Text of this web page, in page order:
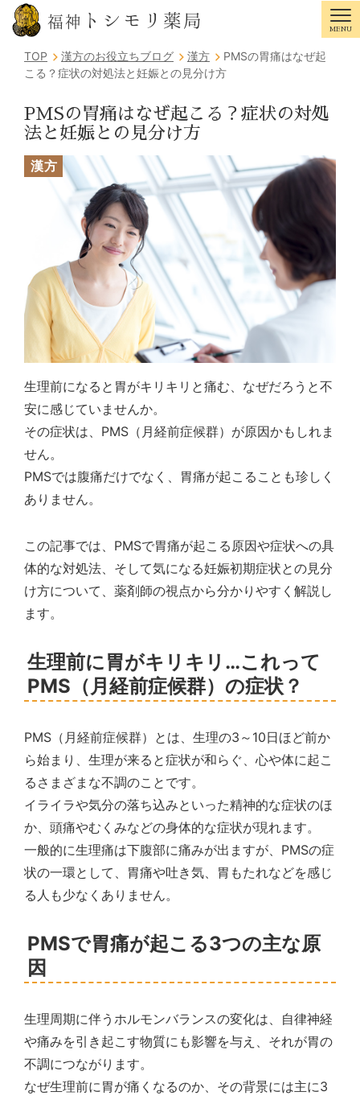
福神 トシモリ薬局 MENU
TOP
漢方のお役立ちブログ 漢方
PMSの胃痛はなぜ起
こる？症状の対処法と妊娠との見分け方
PMSの胃痛はなぜ起こる？症状の対処
法と妊娠との見分け方
漢方
生理前になると胃がキリキリと痛む、なぜだろうと不
安に感じていませんか。
その症状は、PMS（月経前症候群）が原因かもしれま
せん。
PMSでは腹痛だけでなく、胃痛が起こることも珍しく
ありません。
この記事では、PMSで胃痛が起こる原因や症状への具
体的な対処法、そして気になる妊娠初期症状との見分
け方について、薬剤師の視点から分かりやすく解説し
ます。
生理前に胃がキリキリ…これって
PMS（月経前症候群）の症状？
PMS（月経前症候群）とは、生理の3～10日ほど前か
ら始まり、生理が来ると症状が和らぐ、心や体に起こ
るさまざまな不調のことです。
イライラや気分の落ち込みといった精神的な症状のほ
か、頭痛やむくみなどの身体的な症状が現れます。
一般的に生理痛は下腹部に痛みが出ますが、PMSの症
状の一環として、胃痛や吐き気、胃もたれなどを感じ
る人も少なくありません。
PMSで胃痛が起こる3つの主な原
因
生理周期に伴うホルモンバランスの変化は、自律神経
や痛みを引き起こす物質にも影響を与え、それが胃の
不調につながります。
なぜ生理前に胃が痛くなるのか、その背景には主に3